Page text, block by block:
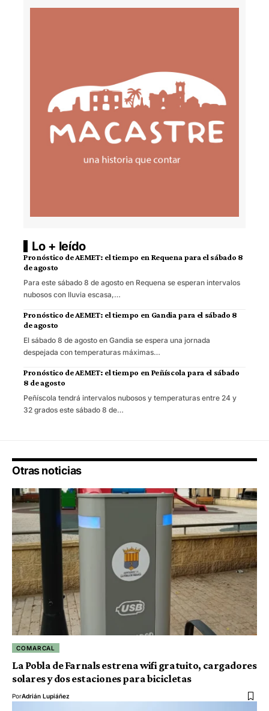
Lo + leído
Pronóstico de AEMET: el tiempo en Requena para el sábado 8
de agosto
Para este sábado 8 de agosto en Requena se esperan intervalos
nubosos con lluvia escasa,…
Pronóstico de AEMET: el tiempo en Gandia para el sábado 8
de agosto
El sábado 8 de agosto en Gandia se espera una jornada
despejada con temperaturas máximas…
Pronóstico de AEMET: el tiempo en Peñíscola para el sábado
8 de agosto
Peñíscola tendrá intervalos nubosos y temperaturas entre 24 y
32 grados este sábado 8 de…
Otras noticias
COMARCAL
La Pobla de Farnals estrena wifi gratuito, cargadores
solares y dos estaciones para bicicletas
PorAdrián Lupiáñez